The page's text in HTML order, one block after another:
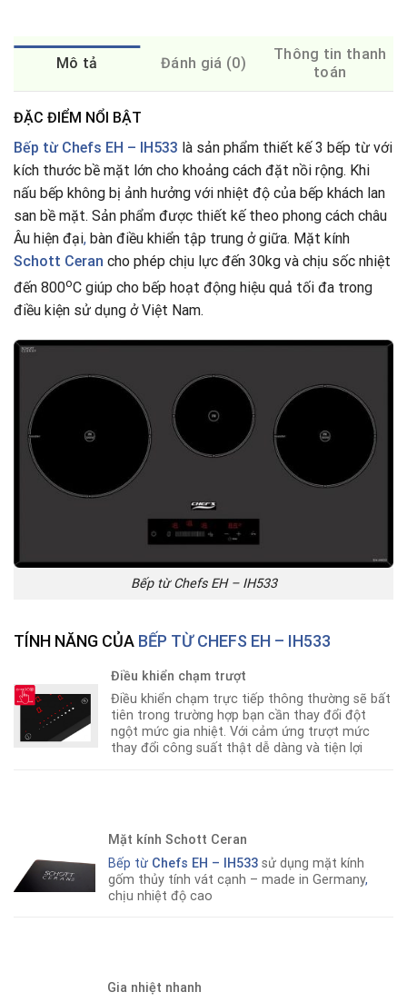
Mô tả Đánh giá (0)
Thông tin thanh
toán
ĐẶC ĐIỂM NỔI BẬT
Bếp từ Chefs EH – IH533 là sản phẩm thiết kế 3 bếp từ với
kích thước bề mặt lớn cho khoảng cách đặt nồi rộng. Khi
nấu bếp không bị ảnh hưởng với nhiệt độ của bếp khách lan
san bề mặt. Sản phẩm được thiết kế theo phong cách châu
Âu hiện đại, bàn điều khiển tập trung ở giữa. Mặt kính
Schott Ceran cho phép chịu lực đến 30kg và chịu sốc nhiệt
đến 800oC giúp cho bếp hoạt động hiệu quả tối đa trong
điều kiện sử dụng ở Việt Nam.
Bếp từ Chefs EH – IH533
TÍNH NĂNG CỦA BẾP TỪ CHEFS EH – IH533
Điều khiển chạm trượt
Điều khiển chạm trực tiếp thông thường sẽ bất
tiên trong trường hợp bạn cần thay đổi đột
ngột mức gia nhiệt. Với cảm ứng trượt mức
thay đổi công suất thật dễ dàng và tiện lợi
Mặt kính Schott Ceran
Bếp từ Chefs EH – IH533 sử dụng mặt kính
gốm thủy tính vát cạnh – made in Germany,
chịu nhiệt độ cao
Gia nhiệt nhanh